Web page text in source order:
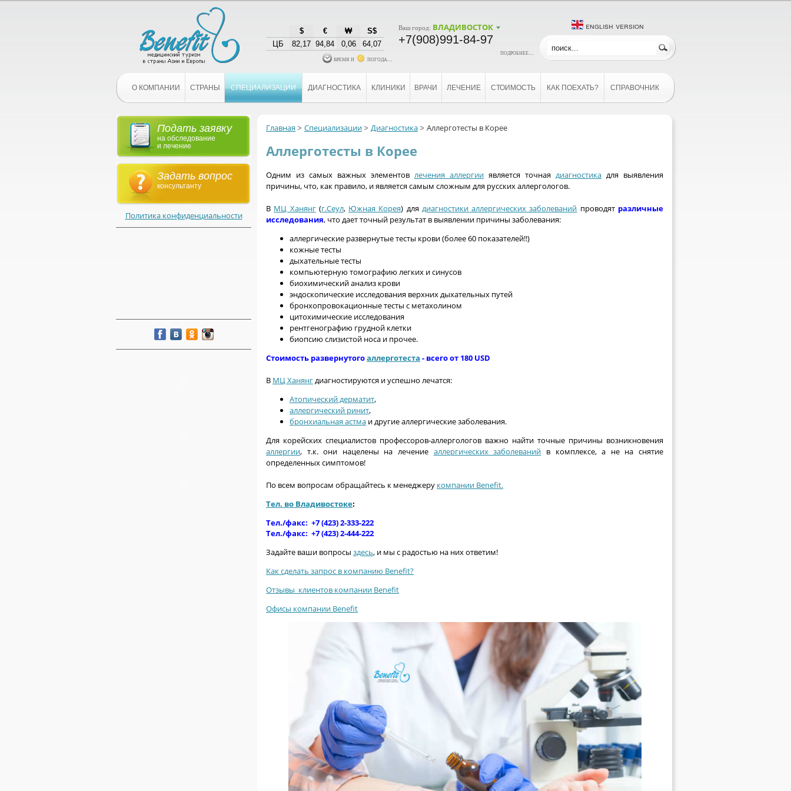
$ € ₩
S$
ЦБ
82,17 94,84 0,06 64,07
время и погода...
Ваш город: ВЛАДИВОСТОК
+7(908)991-84-97
подробнее...
english version
О КОМПАНИИ СТРАНЫ СПЕЦИАЛИЗАЦИИ ДИАГНОСТИКА КЛИНИКИ ВРАЧИ ЛЕЧЕНИЕ СТОИМОСТЬ КАК ПОЕХАТЬ? СПРАВОЧНИК
Подать заявку
на обследование
и лечение
Задать вопрос
консультанту
Политика конфиденциальности
Главная Специализации Диагностика Аллерготесты в Корее
Аллерготесты в Корее
Одним из самых важных элементов лечения аллергии является точная диагностика для выявления
причины, что, как правило, и является самым сложным для русских аллергологов.
В МЦ Ханянг(г.Сеул, Южная Корея) для диагностики аллергических заболеваний проводят различные
исследования, что дает точный результат в выявлении причины заболевания:
аллергические развернутые тесты крови (более 60 показателей!!)
кожные тесты
дыхательные тесты
компьютерную томографию легких и синусов
биохимический анализ крови
эндоскопические исследования верхних дыхательных путей
бронхопровокационные тесты с метахолином
цитохимические исследования
рентгенографию грудной клетки
биопсию слизистой носа и прочее.
Стоимость развернутогоаллерготеста - всего от 180 USD
В МЦ Ханянгдиагностируются и успешно лечатся:
Атопический дерматит,
аллергический ринит,
бронхиальная астма и другие аллергические заболевания.
Для корейских специалистов профессоров-аллергологов важно найти точные причины возникновения
аллергии, т.к. они нацелены на лечение аллергических заболеваний в комплексе, а не на снятие
определенных симптомов!
По всем вопросам обращайтесь к менеджеру компании Benefit.
Тел. во Владивостоке:
Тел./факс: +7 (423) 2-333-222
Тел./факс: +7 (423) 2-444-222
Задайте ваши вопросы здесь, и мы с радостью на них ответим!
Как сделать запрос в компанию Benefit?
Отзывы клиентов компании Benefit
Офисы компании Benefit